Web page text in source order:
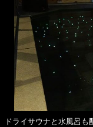
ドライサウナと水風呂